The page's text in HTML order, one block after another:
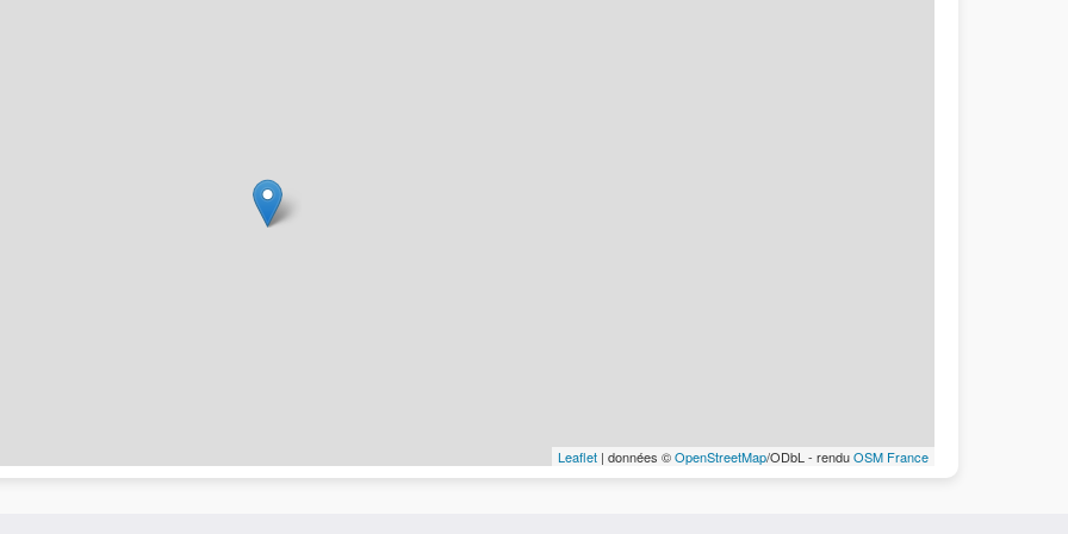
Leaflet | données ©OpenStreetMap/ODbL - renduOSM France